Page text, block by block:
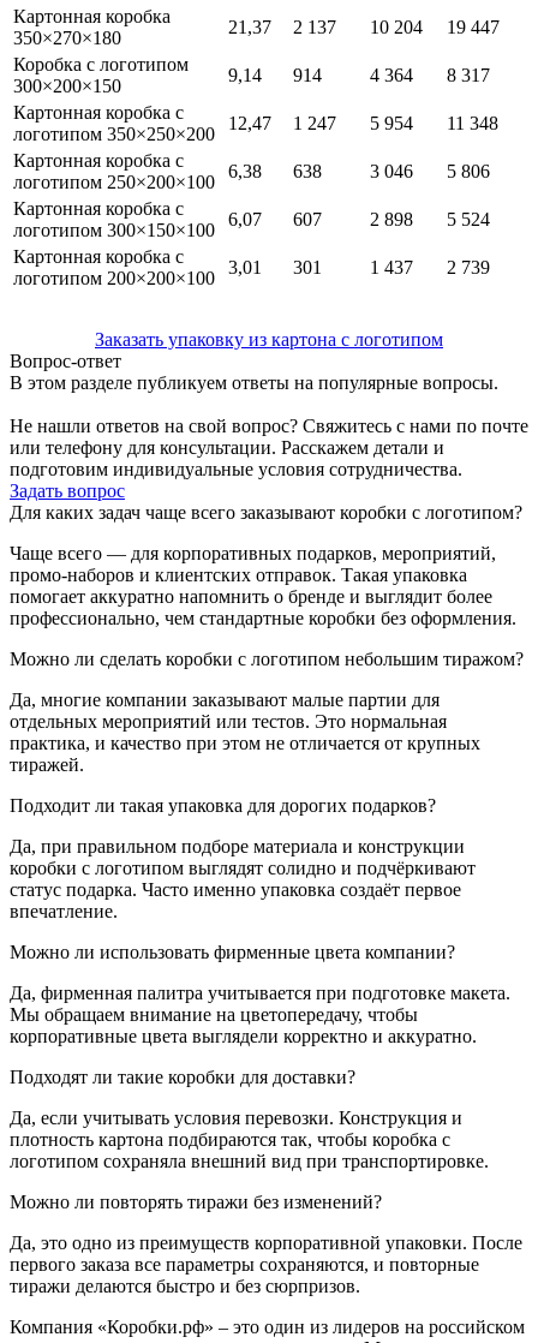
Картонная коробка
350×270×180
21,37 2 137 10 204
19 447
Коробка с логотипом
300×200×150
9,14 914 4 364
8 317
Картонная коробка с
логотипом 350×250×200
12,47 1 247 5 954
11 348
Картонная коробка с
логотипом 250×200×100
6,38 638 3 046
5 806
Картонная коробка с
логотипом 300×150×100
6,07 607 2 898
5 524
Картонная коробка с
логотипом 200×200×100
3,01 301 1 437 2 739
Заказать упаковку из картона с логотипом
Вопрос-ответ
В этом разделе публикуем ответы на популярные вопросы.
Не нашли ответов на свой вопрос? Свяжитесь с нами по почте
или телефону для консультации. Расскажем детали и
подготовим индивидуальные условия сотрудничества.
Задать вопрос
Для каких задач чаще всего заказывают коробки с логотипом?
Чаще всего — для корпоративных подарков, мероприятий,
промо-наборов и клиентских отправок. Такая упаковка
помогает аккуратно напомнить о бренде и выглядит более
профессионально, чем стандартные коробки без оформления.
Можно ли сделать коробки с логотипом небольшим тиражом?
Да, многие компании заказывают малые партии для
отдельных мероприятий или тестов. Это нормальная
практика, и качество при этом не отличается от крупных
тиражей.
Подходит ли такая упаковка для дорогих подарков?
Да, при правильном подборе материала и конструкции
коробки с логотипом выглядят солидно и подчёркивают
статус подарка. Часто именно упаковка создаёт первое
впечатление.
Можно ли использовать фирменные цвета компании?
Да, фирменная палитра учитывается при подготовке макета.
Мы обращаем внимание на цветопередачу, чтобы
корпоративные цвета выглядели корректно и аккуратно.
Подходят ли такие коробки для доставки?
Да, если учитывать условия перевозки. Конструкция и
плотность картона подбираются так, чтобы коробка с
логотипом сохраняла внешний вид при транспортировке.
Можно ли повторять тиражи без изменений?
Да, это одно из преимуществ корпоративной упаковки. После
первого заказа все параметры сохраняются, и повторные
тиражи делаются быстро и без сюрпризов.
Компания «Коробки.рф» – это один из лидеров на российском